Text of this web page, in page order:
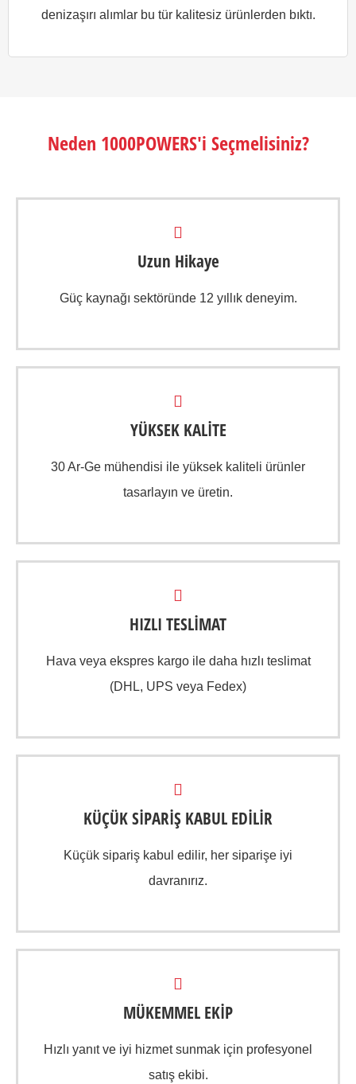
denizaşırı alımlar bu tür kalitesiz ürünlerden bıktı.
Neden 1000POWERS'i Seçmelisiniz?
Uzun Hikaye
Güç kaynağı sektöründe 12 yıllık deneyim.
YÜKSEK KALİTE
30 Ar-Ge mühendisi ile yüksek kaliteli ürünler
tasarlayın ve üretin.
HIZLI TESLİMAT
Hava veya ekspres kargo ile daha hızlı teslimat
(DHL, UPS veya Fedex)
KÜÇÜK SİPARİŞ KABUL EDİLİR
Küçük sipariş kabul edilir, her siparişe iyi
davranırız.
MÜKEMMEL EKİP
Hızlı yanıt ve iyi hizmet sunmak için profesyonel
satış ekibi.